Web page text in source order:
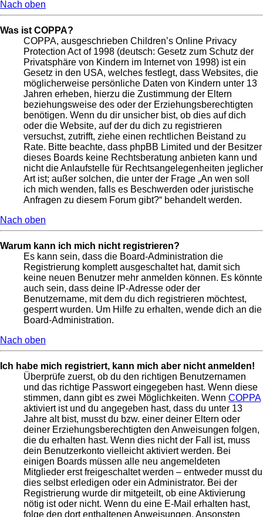
Nach oben
Was ist COPPA?
COPPA, ausgeschrieben Children’s Online Privacy
Protection Act of 1998 (deutsch: Gesetz zum Schutz der
Privatsphäre von Kindern im Internet von 1998) ist ein
Gesetz in den USA, welches festlegt, dass Websites, die
möglicherweise persönliche Daten von Kindern unter 13
Jahren erheben, hierzu die Zustimmung der Eltern
beziehungsweise des oder der Erziehungsberechtigten
benötigen. Wenn du dir unsicher bist, ob dies auf dich
oder die Website, auf der du dich zu registrieren
versuchst, zutrifft, ziehe einen rechtlichen Beistand zu
Rate. Bitte beachte, dass phpBB Limited und der Besitzer
dieses Boards keine Rechtsberatung anbieten kann und
nicht die Anlaufstelle für Rechtsangelegenheiten jeglicher
Art ist; außer solchen, die unter der Frage „An wen soll
ich mich wenden, falls es Beschwerden oder juristische
Anfragen zu diesem Forum gibt?“ behandelt werden.
Nach oben
Warum kann ich mich nicht registrieren?
Es kann sein, dass die Board-Administration die
Registrierung komplett ausgeschaltet hat, damit sich
keine neuen Benutzer mehr anmelden können. Es könnte
auch sein, dass deine IP-Adresse oder der
Benutzername, mit dem du dich registrieren möchtest,
gesperrt wurden. Um Hilfe zu erhalten, wende dich an die
Board-Administration.
Nach oben
Ich habe mich registriert, kann mich aber nicht anmelden!
Überprüfe zuerst, ob du den richtigen Benutzernamen
und das richtige Passwort eingegeben hast. Wenn diese
stimmen, dann gibt es zwei Möglichkeiten. Wenn COPPA
aktiviert ist und du angegeben hast, dass du unter 13
Jahre alt bist, musst du bzw. einer deiner Eltern oder
deiner Erziehungsberechtigten den Anweisungen folgen,
die du erhalten hast. Wenn dies nicht der Fall ist, muss
dein Benutzerkonto vielleicht aktiviert werden. Bei
einigen Boards müssen alle neu angemeldeten
Mitglieder erst freigeschaltet werden – entweder musst du
dies selbst erledigen oder ein Administrator. Bei der
Registrierung wurde dir mitgeteilt, ob eine Aktivierung
nötig ist oder nicht. Wenn du eine E-Mail erhalten hast,
folge den dort enthaltenen Anweisungen. Ansonsten